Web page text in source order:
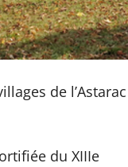
de l’Astarac
du XIIIe